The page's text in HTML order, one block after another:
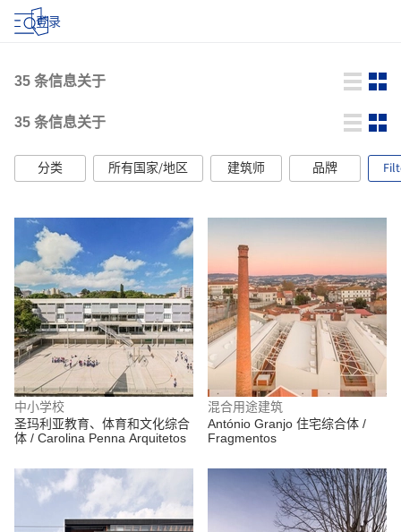
登录
35 条信息关于
35 条信息关于
分类 所有国家/地区 建筑师 品牌
中小学校
圣玛利亚教育、体育和文化综合
体 / Carolina Penna Arquitetos
混合用途建筑
António Granjo 住宅综合体 /
Fragmentos